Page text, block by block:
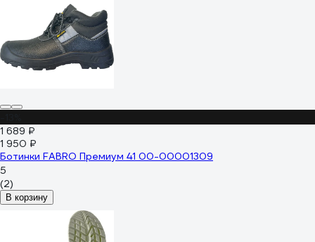
1 689 ₽
1 950 ₽
Ботинки FABRO Премиум 41 00-00001309
5
(2)
В корзину